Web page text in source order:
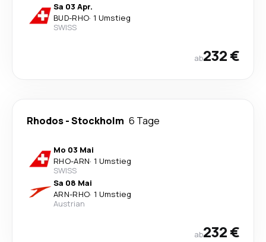
Sa 03 Apr.
BUD-RHO· 1 Umstieg
SWISS
ab232 €
Rhodos-Stockholm 6 Tage
Mo 03 Mai
RHO-ARN· 1 Umstieg
SWISS
Sa 08 Mai
ARN-RHO· 1 Umstieg
Austrian
ab232 €